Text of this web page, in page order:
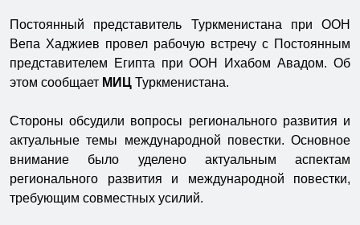
Постоянный представитель Туркменистана при ООН
Вепа Хаджиев провел рабочую встречу с Постоянным
представителем Египта при ООН Ихабом Авадом. Об
этом сообщает МИЦ Туркменистана.
Стороны обсудили вопросы регионального развития и
актуальные темы международной повестки. Основное
внимание было уделено актуальным аспектам
регионального развития и международной повестки,
требующим совместных усилий.